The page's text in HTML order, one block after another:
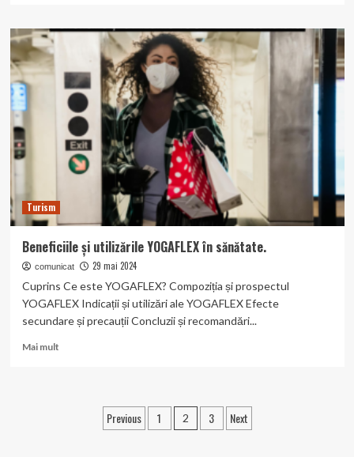
Cystone
Medicamentul
pentru
Sănătatea
Renală
Turism
Beneficiile și utilizările YOGAFLEX în sănătate.
comunicat 29 mai 2024
Cuprins Ce este YOGAFLEX? Compoziția și prospectul
YOGAFLEX Indicații și utilizări ale YOGAFLEX Efecte
secundare și precauții Concluzii și recomandări...
Mai multRead
Paginație
Previous 1 2 3 Next